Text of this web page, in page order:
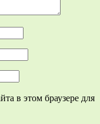
в этом браузере для